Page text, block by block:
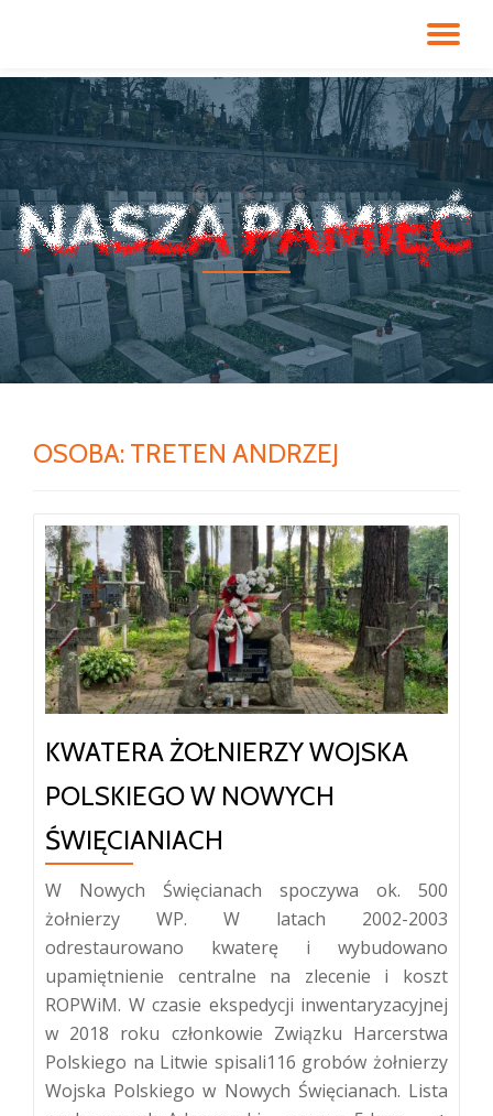
do
OSOBA: TRETEN ANDRZEJ
KWATERA ŻOŁNIERZY WOJSKA
POLSKIEGO W NOWYCH
ŚWIĘCIANIACH
W Nowych Święcianach spoczywa ok. 500
żołnierzy WP. W latach 2002-2003
odrestaurowano kwaterę i wybudowano
upamiętnienie centralne na zlecenie i koszt
ROPWiM. W czasie ekspedycji inwentaryzacyjnej
w 2018 roku członkowie Związku Harcerstwa
Polskiego na Litwie spisali116 grobów żołnierzy
Wojska Polskiego w Nowych Święcianach. Lista